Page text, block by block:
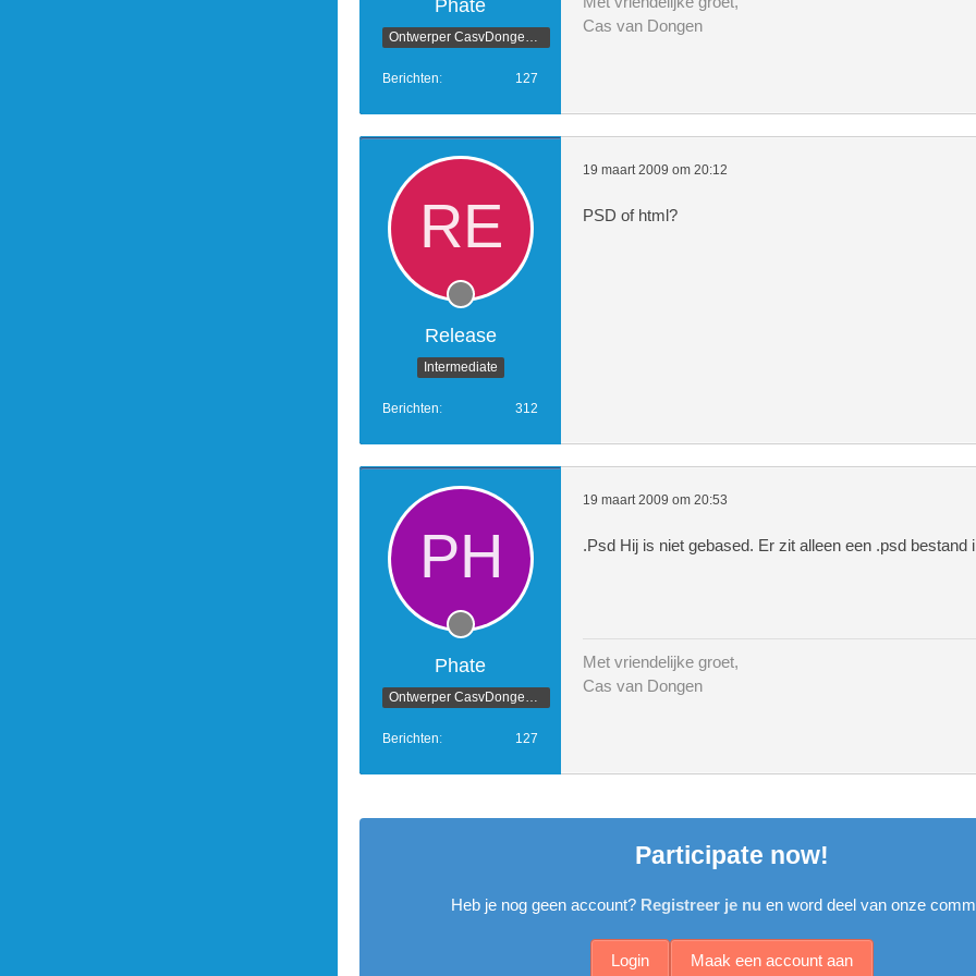
Phate
Berichten 127
Cas van Dongen
Release
Intermediate
Berichten 312
19 maart 2009 om 20:12
PSD of html?
Phate
Berichten 127
19 maart 2009 om 20:53
.Psd Hij is niet gebased. Er zit alleen een .psd bestand
Met vriendelijke groet,
Cas van Dongen
Participate now!
Heb je nog geen account? Registreer je nu en word deel van onze
Maak een account aan
Login